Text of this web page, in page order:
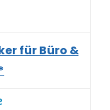
für Büro &